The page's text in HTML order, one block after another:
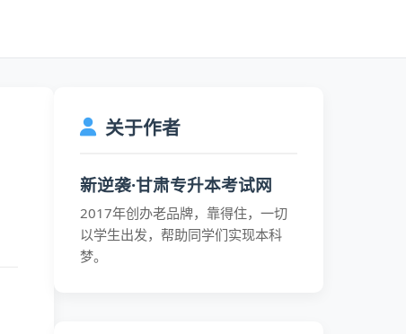
关于作者
新逆袭·甘肃专升本考试网
2017年创办老品牌，靠得住，一切
以学生出发，帮助同学们实现本科
梦。